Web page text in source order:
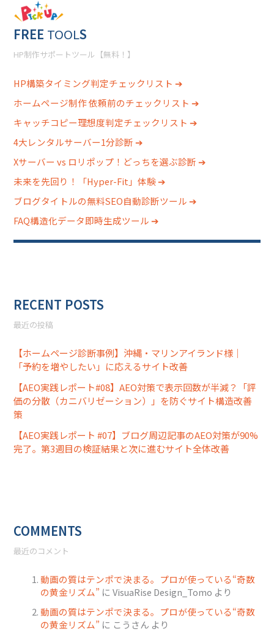
FREE TOOLS
HP制作サポートツール【無料！】
HP構築タイミング判定チェックリスト ➔
ホームページ制作 依頼前のチェックリスト ➔
キャッチコピー理想度判定チェックリスト ➔
4大レンタルサーバー1分診断 ➔
Xサーバー vs ロリポップ！どっちを選ぶ診断 ➔
未来を先回り！「Hyper-Fit」体験 ➔
ブログタイトルの無料SEO自動診断ツール ➔
FAQ構造化データ即時生成ツール ➔
RECENT POSTS
最近の投稿
【ホームページ診断事例】沖縄・マリンアイランド様｜
「予約を増やしたい」に応えるサイト改善
【AEO実践レポート#08】AEO対策で表示回数が半減？「評
価の分散（カニバリゼーション）」を防ぐサイト構造改善
策
【AEO実践レポート #07】ブログ周辺記事のAEO対策が90%
完了。第3週目の検証結果と次に進むサイト全体改善
COMMENTS
最近のコメント
動画の質はテンポで決まる。プロが使っている“奇数
の黄金リズム” にVisuaRise Design_Tomo より
動画の質はテンポで決まる。プロが使っている“奇数
の黄金リズム” に こうさん より